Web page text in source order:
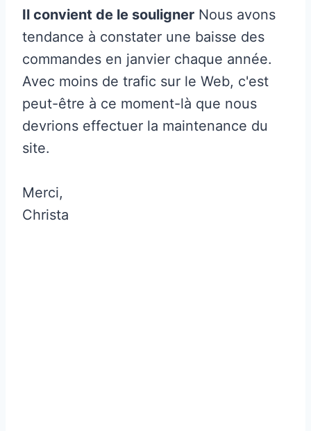
Il convient de le souligner Nous avons
tendance à constater une baisse des
commandes en janvier chaque année.
Avec moins de trafic sur le Web, c'est
peut-être à ce moment-là que nous
devrions effectuer la maintenance du
site.
Merci,
Christa